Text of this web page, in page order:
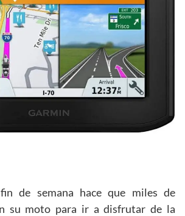
de semana hace que miles de
su moto para ir a disfrutar de la